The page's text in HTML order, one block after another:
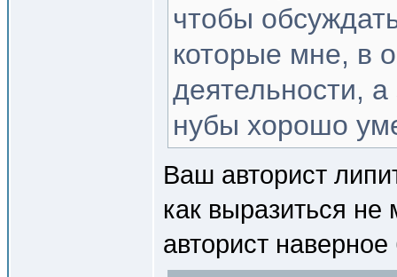
чтобы
которые мне, в
деятельности,
нубы хорошо
Ваш авторист
как выразиться
авторист